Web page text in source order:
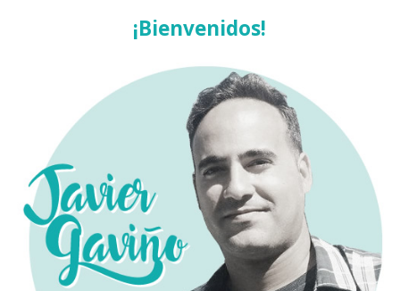
¡Bienvenidos!